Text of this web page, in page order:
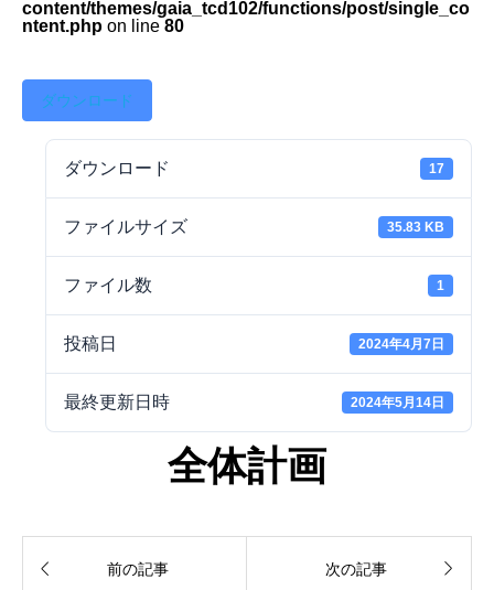
content/themes/gaia_tcd102/functions/post/single_co
ntent.php on line 80
ダウンロード
ダウンロード 17
ファイルサイズ 35.83 KB
ファイル数 1
投稿日 2024年4月7日
最終更新日時 2024年5月14日
全体計画
 前の記事 次の記事 